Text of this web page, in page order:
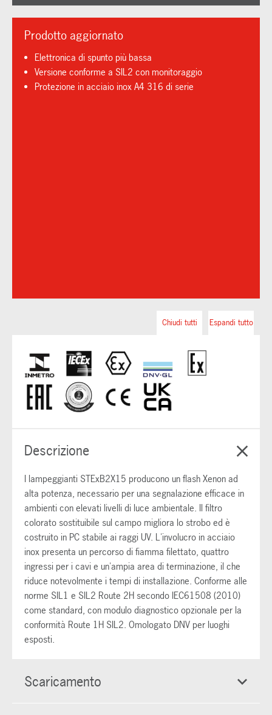
Prodotto aggiornato
Elettronica di spunto più bassa
Versione conforme a SIL2 con monitoraggio
Protezione in acciaio inox A4 316 di serie
Espandi tutto
Chiudi tutti
Descrizione
I lampeggianti STExB2X15 producono un flash Xenon ad
alta potenza, necessario per una segnalazione efficace in
ambienti con elevati livelli di luce ambientale. Il filtro
colorato sostituibile sul campo migliora lo strobo ed è
costruito in PC stabile ai raggi UV. L'involucro in acciaio
inox presenta un percorso di fiamma filettato, quattro
ingressi per i cavi e un'ampia area di terminazione, il che
riduce notevolmente i tempi di installazione. Conforme alle
norme SIL1 e SIL2 Route 2H secondo IEC61508 (2010)
come standard, con modulo diagnostico opzionale per la
conformità Route 1H SIL2. Omologato DNV per luoghi
esposti.
Scaricamento